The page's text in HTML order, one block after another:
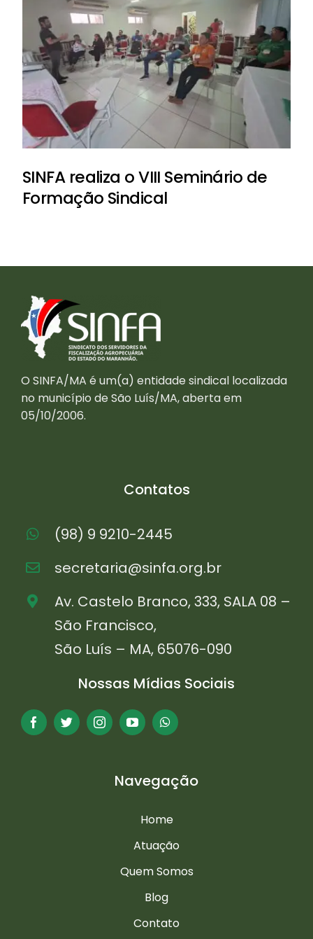
SINFA realiza o VIII Seminário de
Formação Sindical
O SINFA/MA é um(a) entidade sindical localizada
no município de São Luís/MA, aberta em
05/10/2006.
Contatos
(98) 9 9210-2445
secretaria@sinfa.org.br
Av. Castelo Branco, 333, SALA 08 –
São Francisco,
São Luís – MA, 65076-090
Nossas Mídias Sociais
Navegação
Home
Atuação
Quem Somos
Blog
Contato